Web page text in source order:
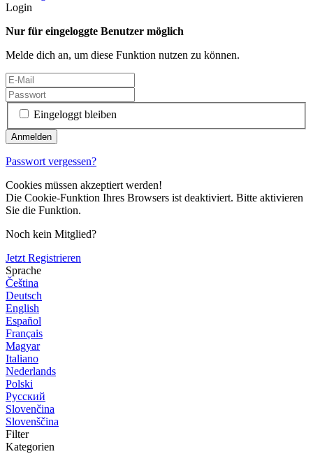
Login
Nur für eingeloggte Benutzer möglich
Melde dich an, um diese Funktion nutzen zu können.
Eingeloggt bleiben
Passwort vergessen?
Cookies müssen akzeptiert werden!
Die Cookie-Funktion Ihres Browsers ist deaktiviert. Bitte aktivieren
Sie die Funktion.
Noch kein Mitglied?
Jetzt Registrieren
Sprache
Čeština
Deutsch
English
Español
Français
Magyar
Italiano
Nederlands
Polski
Русский
Slovenčina
Slovenščina
Filter
Kategorien